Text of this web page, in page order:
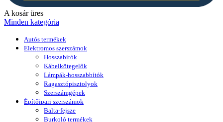
A kosár üres
Minden kategória
Autós termékek
Elektromos szerszámok
Hosszabítók
Kábelkötegelők
Lámpák-hosszabbítók
Ragasztópisztolyok
Szerszámgépek
Építőipari szerszámok
Balta-fejsze
Burkoló termékek